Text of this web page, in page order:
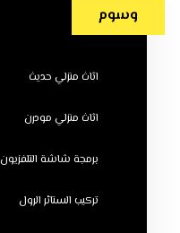
وسوم
اثاث منزلي حديث
اثاث منزلي مودرن
برمجة شاشة التلفزيون
تركيب الستائر الرول